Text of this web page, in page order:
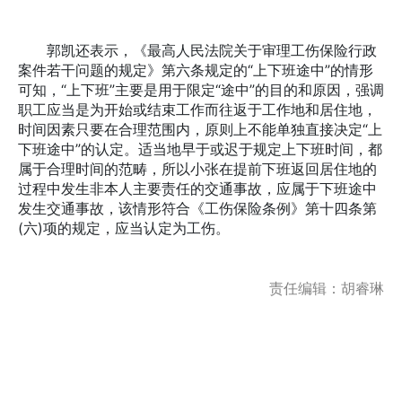
郭凯还表示，《最高人民法院关于审理工伤保险行政
案件若干问题的规定》第六条规定的“上下班途中”的情形
可知，“上下班”主要是用于限定“途中”的目的和原因，强调
职工应当是为开始或结束工作而往返于工作地和居住地，
时间因素只要在合理范围内，原则上不能单独直接决定“上
下班途中”的认定。适当地早于或迟于规定上下班时间，都
属于合理时间的范畴，所以小张在提前下班返回居住地的
过程中发生非本人主要责任的交通事故，应属于下班途中
发生交通事故，该情形符合《工伤保险条例》第十四条第
(六)项的规定，应当认定为工伤。
责任编辑：胡睿琳